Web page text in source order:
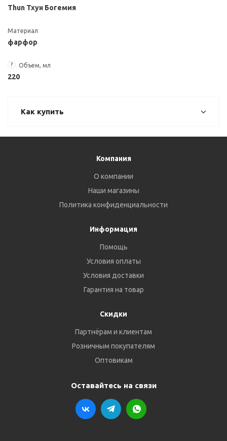
Thun Тхун Богемия
Материал
фарфор
? Объем, мл
220
Как купить
Компания
О компании
Наши магазины
Политика конфиденциальности
Информация
Помощь
Условия оплаты
Условия доставки
Гарантия на товар
Скидки
Партнёрам и клиентам
Розничным покупателям
Оптовикам
Оставайтесь на связи